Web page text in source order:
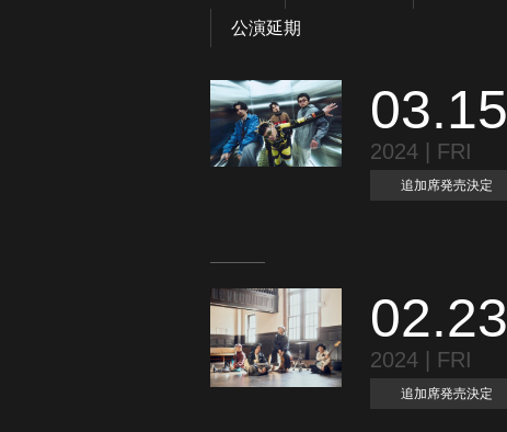
公演延期
03.15
2024 | FRI
追加席発売決定
02.23
2024 | FRI
追加席発売決定